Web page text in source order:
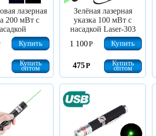
лазерная
200 мВт с
Купить
Купить
оптом
Зелёная лазерная
указка 100 мВт с
насадкой Laser-303
1 100Р Купить
475Р Купить
оптом